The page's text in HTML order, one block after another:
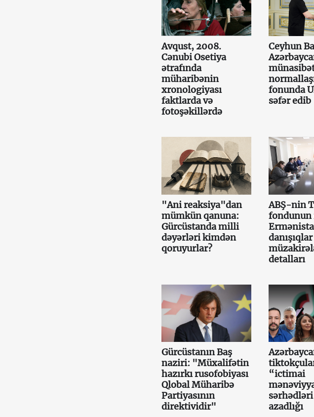
Avqust, 2008.
Cənubi Osetiya
ətrafında
müharibənin
xronologiyası
faktlarda və
fotoşəkillərdə
Ceyhun
fonunda
səfər edib
"Ani reaksiya"dan
mümkün qanuna:
Gürcüstanda milli
dəyərləri kimdən
qoruyurlar?
ABŞ-nin
fondunun
detalları
Gürcüstanın Baş
naziri: "Müxalifətin
hazırkı rusofobiyası
Qlobal Müharibə
Partiyasının
direktividir"
“ictimai
azadlığı